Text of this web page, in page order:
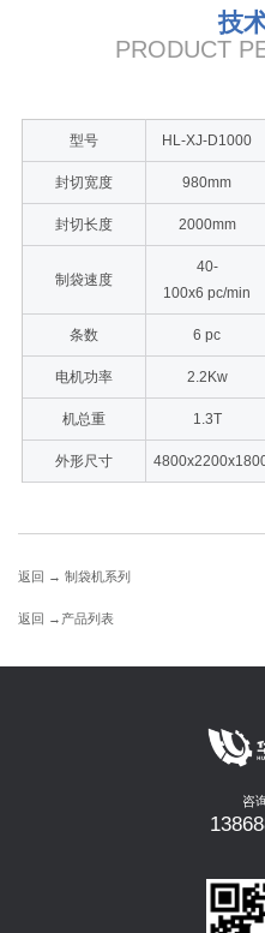
技
PRODUCT
型号 HL-XJ-D1000
封切宽度 980mm
封切长度 2000mm
制袋速度
40-
100x6 pc/min
条数 6 pc
电机功率 2.2Kw
机总重 1.3T
外形尺寸
返回 → 制袋机系列
返回 → 产品列表
咨